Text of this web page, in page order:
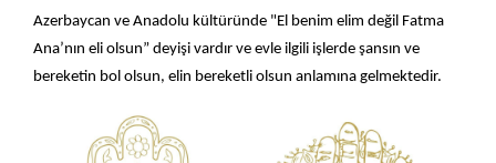
Azerbaycan ve Anadolu kültüründe "El benim elim değil Fatma
Ana’nın eli olsun” deyişi vardır ve evle ilgili işlerde şansın ve
bereketin bol olsun, elin bereketli olsun anlamına gelmektedir.